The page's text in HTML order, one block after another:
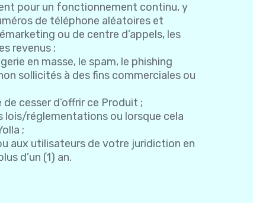
pour un fonctionnement continu, y
de téléphone aléatoires et
ou de centre d’appels, les
revenus ;
en masse, le spam, le phishing
sollicités à des fins commerciales ou
cesser d’offrir ce Produit ;
lois/réglementations ou lorsque cela
;
aux utilisateurs de votre juridiction en
d’un (1) an.